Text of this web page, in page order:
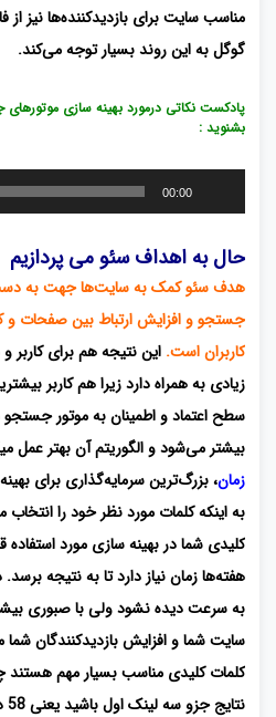
مناسب سایت برای بازدیدکننده‌ها نیز از
گوگل به این روند بسیار توجه می‌کند.
بشنوید :
پخش‌کننده
صوت
00:00
حال به اهداف سئو می پردازیم
هدف سئو کمک به سایت‌ها جهت به دست
جستجو و افزایش ارتباط بین صفحات و
کاربران است. این نتیجه هم برای
زیادی به همراه دارد زیرا هم کاربر
سطح اعتماد و اطمینان به موتور
بیشتر می‌شود و الگوریتم آن بهتر عمل
زمان، بزرگ‌ترین سرمایه‌گذاری برای
به اینکه کلمات مورد نظر خود را
کلیدی شما در بهینه سازی مورد استفاده
هفته‌ها زمان نیاز دارد تا به نتیجه
به سرعت دیده نشود ولی با صبوری
سایت شما و افزایش بازدیدکنندگان
کلمات کلیدی مناسب بسیار مهم هستند